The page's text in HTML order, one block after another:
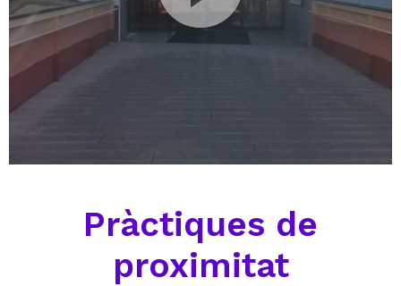
Pràctiques de
proximitat